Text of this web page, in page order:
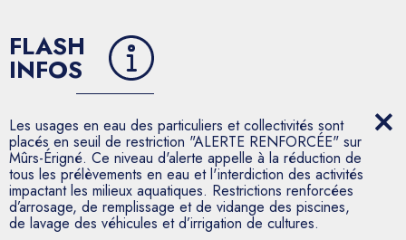
FLASH
INFOS
Les usages en eau des particuliers et collectivités sont
placés en seuil de restriction "ALERTE RENFORCÉE" sur
Mûrs-Érigné. Ce niveau d'alerte appelle à la réduction de
tous les prélèvements en eau et l'interdiction des activités
impactant les milieux aquatiques. Restrictions renforcées
d’arrosage, de remplissage et de vidange des piscines,
de lavage des véhicules et d’irrigation de cultures.